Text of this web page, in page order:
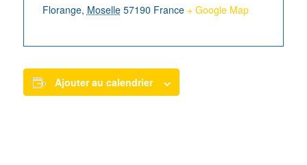
Florange, Moselle 57190 France + Google Map
Ajouter au calendrier